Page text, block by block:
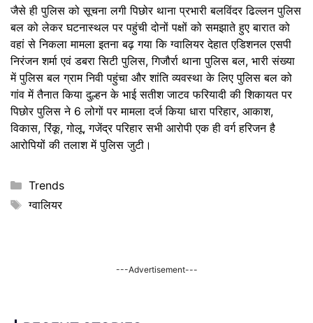
जैसे ही पुलिस को सूचना लगी पिछोर थाना प्रभारी बलविंदर ढिल्लन पुलिस
बल को लेकर घटनास्थल पर पहुंची दोनों पक्षों को समझाते हुए बारात को
वहां से निकला मामला इतना बढ़ गया कि ग्वालियर देहात एडिशनल एसपी
निरंजन शर्मा एवं डबरा सिटी पुलिस, गिजौर्रा थाना पुलिस बल, भारी संख्या
में पुलिस बल ग्राम निवी पहुंचा और शांति व्यवस्था के लिए पुलिस बल को
गांव में तैनात किया दुल्हन के भाई सतीश जाटव फरियादी की शिकायत पर
पिछोर पुलिस ने 6 लोगों पर मामला दर्ज किया धारा परिहार, आकाश,
विकास, रिंकू, गोलू, गजेंद्र परिहार सभी आरोपी एक ही वर्ग हरिजन है
आरोपियों की तलाश में पुलिस जुटी।
Categories
Trends
Tags
ग्वालियर
---Advertisement---